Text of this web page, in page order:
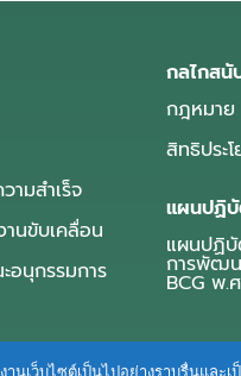
ามสำเร็จ
นขับเคลื่อน
อนุกรรมการ
กลไกสนั
กฎหมาย
สิทธิประ
แผนปฏิบั
แผนปฏิบั
การพัฒน
BCG พ.
านเว็บไซต์เป็นไปอย่างราบรื่นแ